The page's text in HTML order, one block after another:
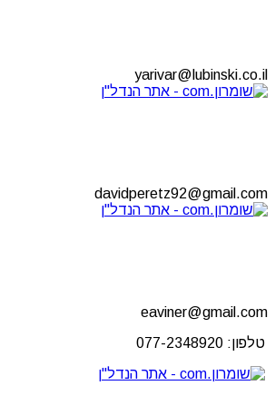
yarivar@lubinski.co.il
davidperetz92@gmail.com
eaviner@gmail.com
טלפון: 077-2348920